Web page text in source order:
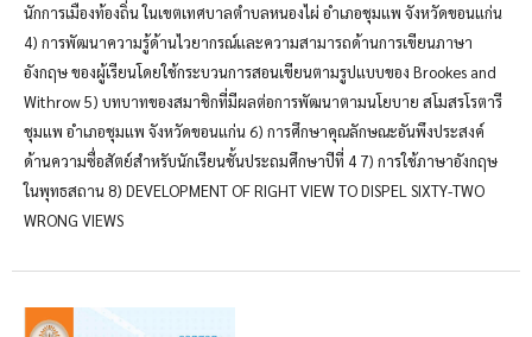
นักการเมืองท้องถิ่น ในเขตเทศบาลตำบลหนองไผ่ อำเภอชุมแพ จังหวัดขอนแก่น
4) การพัฒนาความรู้ด้านไวยากรณ์และความสามารถด้านการเขียนภาษา
อังกฤษ ของผู้เรียนโดยใช้กระบวนการสอนเขียนตามรูปแบบของ Brookes and
Withrow 5) บทบาทของสมาชิกที่มีผลต่อการพัฒนาตามนโยบาย สโมสรโรตารี
ชุมแพ อำเภอชุมแพ จังหวัดขอนแก่น 6) การศึกษาคุณลักษณะอันพึงประสงค์
ด้านความซื่อสัตย์สำหรับนักเรียนชั้นประถมศึกษาปีที่ 4 7) การใช้ภาษาอังกฤษ
ในพุทธสถาน 8) DEVELOPMENT OF RIGHT VIEW TO DISPEL SIXTY-TWO
WRONG VIEWS